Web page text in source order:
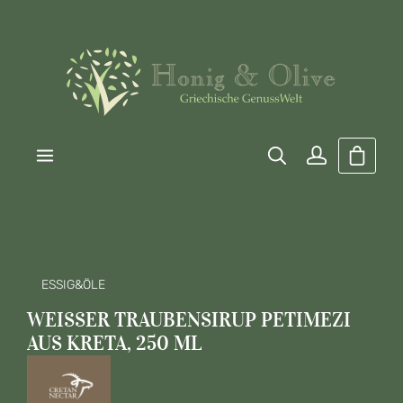
ESSIG&ÖLE
WEISSER TRAUBENSIRUP PETIMEZI A
US KRETA, 250 ML